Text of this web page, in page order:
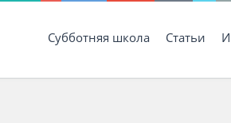
Субботняя школа Статьи